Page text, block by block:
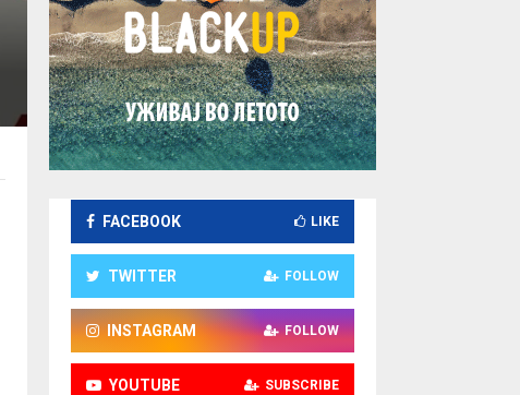
FACEBOOK LIKE
TWITTER FOLLOW
INSTAGRAM FOLLOW
YOUTUBE SUBSCRIBE